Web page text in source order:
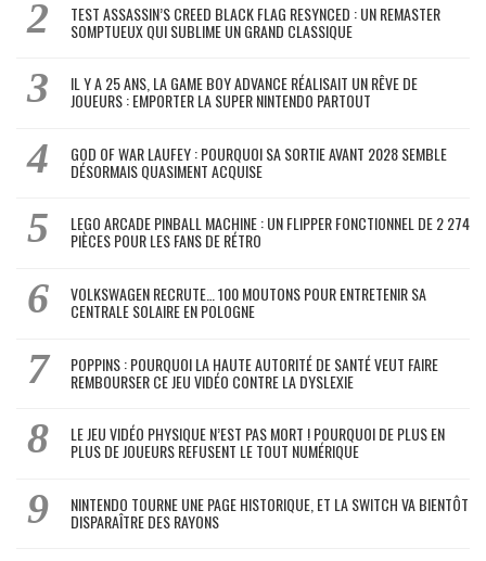
TEST ASSASSIN’S CREED BLACK FLAG RESYNCED : UN REMASTER
SOMPTUEUX QUI SUBLIME UN GRAND CLASSIQUE
IL Y A 25 ANS, LA GAME BOY ADVANCE RÉALISAIT UN RÊVE DE
JOUEURS : EMPORTER LA SUPER NINTENDO PARTOUT
GOD OF WAR LAUFEY : POURQUOI SA SORTIE AVANT 2028 SEMBLE
DÉSORMAIS QUASIMENT ACQUISE
LEGO ARCADE PINBALL MACHINE : UN FLIPPER FONCTIONNEL DE 2 274
PIÈCES POUR LES FANS DE RÉTRO
VOLKSWAGEN RECRUTE… 100 MOUTONS POUR ENTRETENIR SA
CENTRALE SOLAIRE EN POLOGNE
POPPINS : POURQUOI LA HAUTE AUTORITÉ DE SANTÉ VEUT FAIRE
REMBOURSER CE JEU VIDÉO CONTRE LA DYSLEXIE
LE JEU VIDÉO PHYSIQUE N’EST PAS MORT ! POURQUOI DE PLUS EN
PLUS DE JOUEURS REFUSENT LE TOUT NUMÉRIQUE
NINTENDO TOURNE UNE PAGE HISTORIQUE, ET LA SWITCH VA BIENTÔT
DISPARAÎTRE DES RAYONS